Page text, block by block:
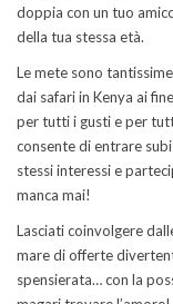
doppia con un tuo
della tua stessa età.
Le mete sono
dai safari in Kenya ai
per tutti i gusti e per
consente di entrare
stessi interessi e
manca mai!
Lasciati coinvolgere
mare di offerte
spensierata… con la